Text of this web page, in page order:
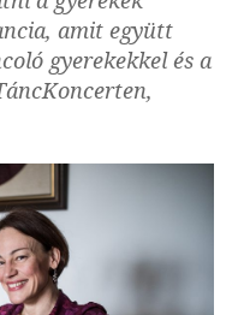
amit együtt
gyerekekkel és a